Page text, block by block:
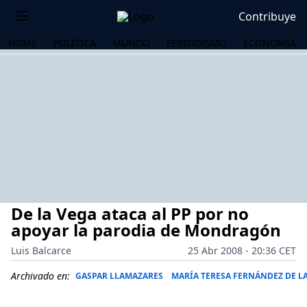
Contribuye
HOME POLÍTICA MUNDO PERIODISMO ECONOMÍA
De la Vega ataca al PP por no
apoyar la parodia de Mondragón
Luis Balcarce
25 Abr 2008 - 20:36 CET
Archivado en: GASPAR LLAMAZARES MARÍA TERESA FERNÁNDEZ DE